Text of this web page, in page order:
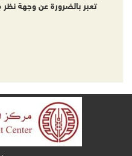
تعبر بالضرورة عن وجهة